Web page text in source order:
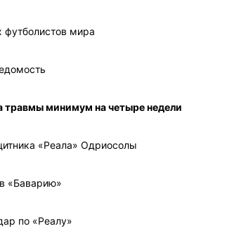
футболистов мира
травмы минимум на четыре недели
«Реала» Одриосолы
«Баварию»
по «Реалу»